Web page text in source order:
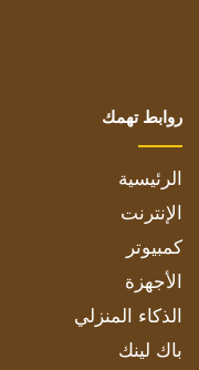
روابط تهمك
الرئيسية
الإنترنت
كمبيوتر
الأجهزة
الذكاء المنزلي
باك لينك